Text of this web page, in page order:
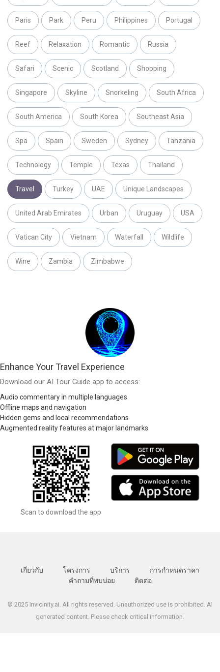
Paris Park Peru Philippines Portugal
Reef Relaxation Romantic Russia
Safari Scenic Scotland Shopping
Singapore Skyline Snorkeling South Africa
South America South Korea Southeast Asia
Spa Spain Sweden Sydney Tanzania
Technology Temple Texas Thailand
Travel Turkey UAE Unique Landscapes
United Arab Emirates Urban Uruguay USA
Vatican City Vietnam Waterfall Wildlife
Wine Zambia Zimbabwe
Enhance Your Travel Experience
Download our AI Tour Guide app to access:
Audio commentary in multiple languages
Offline maps and navigation
Hidden gems and local recommendations
Augmented reality features at major landmarks
Scan to download the app
เกี่ยวกับ โครงการ บริการ
การกำหนดราคา
คำถามที่พบบ่อย
ติดต่อ
© 2025 Invicinity.ai. All rights reserved. Unauthorized use is prohibited. AI
generated content. Please check critical information.